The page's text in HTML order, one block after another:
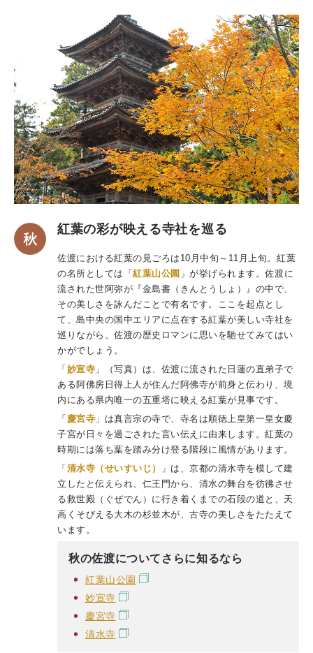
紅葉の彩が映える寺社を巡る
佐渡における紅葉の見ごろは10月中旬～11月上旬。紅葉
の名所としては「紅葉山公園 」が挙げられます。佐渡に
流された世阿弥が『金島書（きんとうしょ）』の中で、
その美しさを詠んだことで有名です。ここを起点とし
て、島中央の国中エリアに点在する紅葉が美しい寺社を
巡りながら、佐渡の歴史ロマンに思いを馳せてみてはい
かがでしょう。
「 妙宣寺 」（写真）は、佐渡に流された日蓮の直弟子で
ある阿佛房日得上人が住んだ阿佛寺が前身と伝わり、境
内にある県内唯一の五重塔に映える紅葉が見事です。
「 慶宮寺 」は真言宗の寺で、寺名は順徳上皇第一皇女慶
子宮が日々を過ごされた言い伝えに由来します。紅葉の
時期には落ち葉を踏み分け登る階段に風情があります。
「 清水寺（せいすいじ）
」は、京都の清水寺を模して建
立したと伝えられ、仁王門から、清水の舞台を彷彿させ
る救世殿（ぐぜでん）に行き着くまでの石段の道と、天
高くそびえる大木の杉並木が、古寺の美しさをたたえて
います。
秋の佐渡についてさらに知るなら
紅葉山公園
妙宣寺
慶宮寺
清水寺